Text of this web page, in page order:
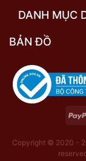
DANH MỤC
BẢN ĐỒ
Copyright © 2020 -